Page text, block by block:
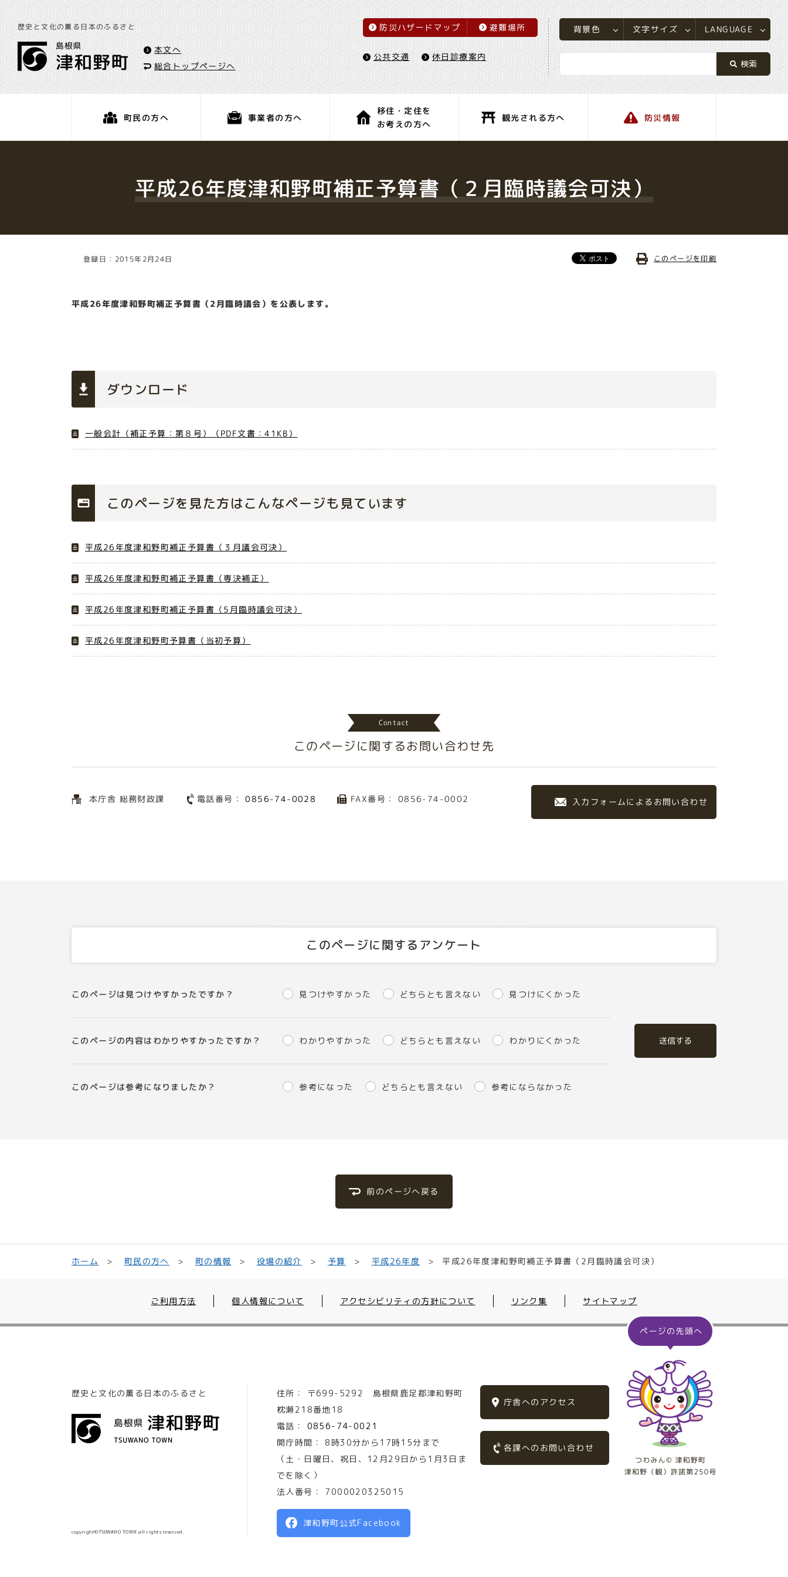
歴史と文化の薫る日本のふるさと
本文へ
総合トップページへ
防災ハザードマップ 避難場所
公共交通 休日診療案内
背景色 文字サイズ LANGUAGE
町民の方へ 事業者の方へ
移住・定住を
お考えの方へ
観光される方へ 防災情報
平成26年度津和野町補正予算書（２月臨時議会可決）
登録日：2015年2月24日 このページを印刷
平成26年度津和野町補正予算書（2月臨時議会）を公表します。
ダウンロード
一般会計（補正予算：第８号）（PDF文書：41KB）
このページを見た方はこんなページも見ています
平成26年度津和野町補正予算書（３月議会可決）
平成26年度津和野町補正予算書（専決補正）
平成26年度津和野町補正予算書（5月臨時議会可決）
平成26年度津和野町予算書（当初予算）
Contact
このページに関するお問い合わせ先
本庁舎 総務財政課 電話番号：0856-74-0028 FAX番号： 0856-74-0002 入力フォームによるお問い合わせ
このページに関するアンケート
このページは見つけやすかったですか？ 見つけやすかった どちらとも言えない 見つけにくかった
このページの内容はわかりやすかったですか？ わかりやすかった どちらとも言えない わかりにくかった
このページは参考になりましたか？ 参考になった どちらとも言えない 参考にならなかった
送信する
前のページへ戻る
ホーム 町民の方へ 町の情報 役場の紹介 予算 平成26年度 平成26年度津和野町補正予算書（2月臨時議会可決）
ご利用方法 個人情報について アクセシビリティの方針について リンク集 サイトマップ
歴史と文化の薫る日本のふるさと
copyright©TSUWANO TOWN.all rights reserved.
住所： 〒699-5292 島根県鹿足郡津和野町
枕瀬218番地18
電話：
0856-74-0021
開庁時間：
8時30分から17時15分まで
（土・日曜日、祝日、12月29日から1月3日ま
でを除く）
法人番号：
7000020325015
津和野町公式Facebook
庁舎へのアクセス
各課へのお問い合わせ